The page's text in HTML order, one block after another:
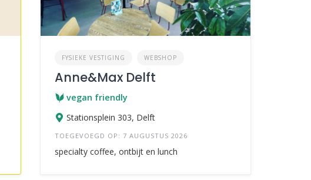
FYSIEKE VESTIGING WEBSHOP
Anne&Max Delft
vegan friendly
Stationsplein 303, Delft
TOEGEVOEGD OP: 7 AUGUSTUS 2026
specialty coffee, ontbijt en lunch